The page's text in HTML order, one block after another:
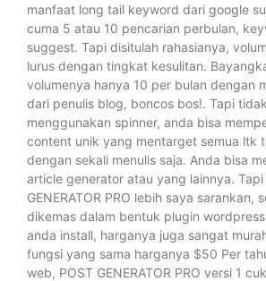
manfaat long tail keyword dari google
cuma 5 atau 10 pencarian perbulan,
suggest. Tapi disitulah rahasianya,
lurus dengan tingkat kesulitan.
volumenya hanya 10 per bulan dengan
dari penulis blog, boncos bos!. Tapi
menggunakan spinner, anda bisa
content unik yang mentarget semua ltk
dengan sekali menulis saja. Anda bisa
article generator atau yang lainnya. Tapi
GENERATOR PRO lebih saya sarankan,
dikemas dalam bentuk plugin
anda install, harganya juga sangat
fungsi yang sama harganya $50 Per
web, POST GENERATOR PRO versi 1